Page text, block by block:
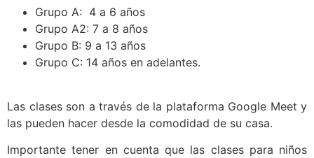
Grupo A: 4 a 6 años
Grupo A2: 7 a 8 años
Grupo B: 9 a 13 años
Grupo C: 14 años en adelantes.
Las clases son a través de la plataforma Google Meet y
las pueden hacer desde la comodidad de su casa.
Importante tener en cuenta que las clases para niños